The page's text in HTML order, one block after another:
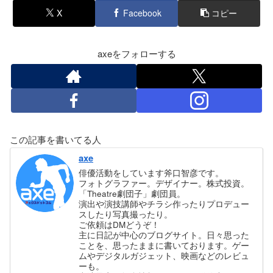
X Facebook コピー
axeをフォローする
この記事を書いてる人
axe
俳優活動をしています斧口智彦です。
フォトグラファー。デザイナー。株式投資。
「Theatre劇団子」劇団員。
演出や演技講師やチラシ作ったりプロデュー
スしたり写真撮ったり。
ご依頼はDMどうぞ！
主に日記が中心のブログサイト。日々思った
ことを、思ったままに書いております。ゲー
ムやデジタルガジェット、映画などのレビュ
ーも。